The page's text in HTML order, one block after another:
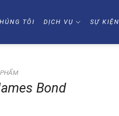
TÔI DỊCH VỤ SỰ KIỆN
Bond